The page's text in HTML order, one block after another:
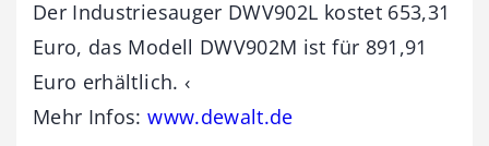
Der Industriesauger DWV902L kostet 653,31
Euro, das Modell DWV902M ist für 891,91
Euro erhältlich. ‹
Mehr Infos:www.dewalt.de